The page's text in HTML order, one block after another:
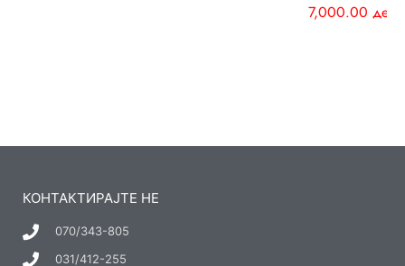
7,000.00 ден
КОНТАКТИРАЈТЕ НЕ
070/343-805
031/412-255